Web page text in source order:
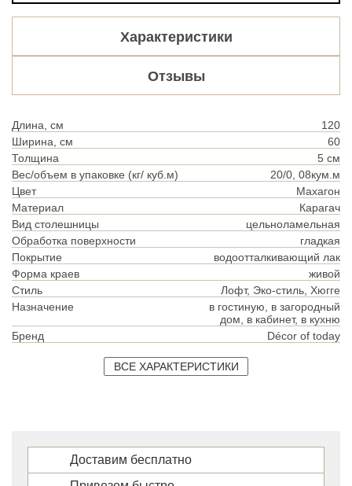
Характеристики
Отзывы
Длина, см
120
Ширина, см
60
Толщина
5 см
Вес/объем в упаковке (кг/ куб.м)
20/0, 08кум.м
Цвет
Махагон
Материал
Карагач
Вид столешницы
цельноламельная
Обработка поверхности
гладкая
Покрытие
водоотталкивающий лак
Форма краев
живой
Стиль
Лофт, Эко-стиль, Хюгге
Назначение
в гостиную, в загородный
дом, в кабинет, в кухню
Бренд
Décor of today
ВСЕ ХАРАКТЕРИСТИКИ
Доставим бесплатно